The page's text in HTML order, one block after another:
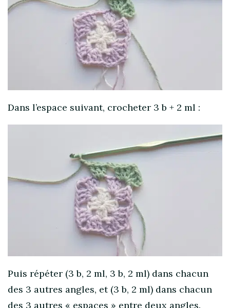
Dans l’espace suivant, crocheter 3 b + 2 ml :
Puis répéter (3 b, 2 ml, 3 b, 2 ml) dans chacun
des 3 autres angles, et (3 b, 2 ml) dans chacun
des 3 autres « espaces » entre deux angles.